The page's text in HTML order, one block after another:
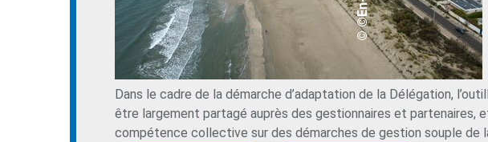
Dans le cadre de la démarche d’adaptation de la Délégation,
être largement partagé auprès des gestionnaires et partenaires,
compétence collective sur des démarches de gestion souple de